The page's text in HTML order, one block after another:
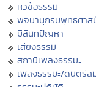
หัวข้อธรรม
พจนานุกรมพุทธศาส
มิลินทปัญหา
เสียงธรรม
สถานีเพลงธรรมะ
เพลงธรรมะ/ดนตรีส